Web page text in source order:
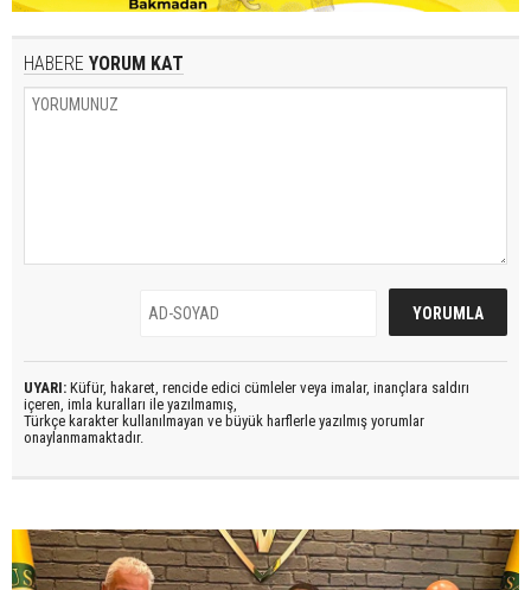
HABERE YORUM KAT
UYARI: Küfür, hakaret, rencide edici cümleler veya imalar, inançlara saldırı
içeren, imla kuralları ile yazılmamış,
Türkçe karakter kullanılmayan ve büyük harflerle yazılmış yorumlar
onaylanmamaktadır.